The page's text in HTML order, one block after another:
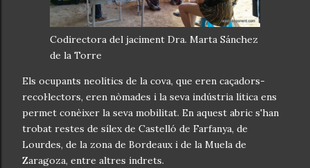
Codirectora del jaciment Dra. Marta Sánchez
de la Torre
Els ocupants neolítics de la cova, que eren caçadors-
recol·lectors, eren nòmades i la seva indústria lítica ens
permet conèixer la seva mobilitat. En aquest abric s'han
trobat restes de sílex de Castelló de Farfanya, de
Lourdes, de la zona de Bordeaux i de la Muela de
Zaragoza, entre altres indrets.